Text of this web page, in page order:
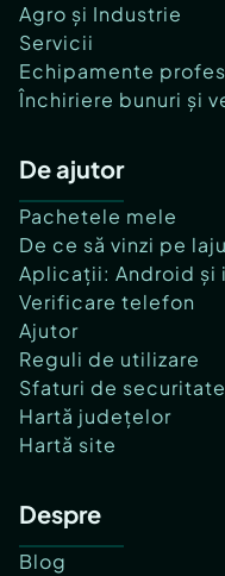
Agro și Industrie
Servicii
Echipamente
Închiriere bunuri și
De ajutor
Pachetele mele
De ce să vinzi pe
Aplicații: Android și
Verificare telefon
Ajutor
Reguli de utilizare
Sfaturi de securitate
Hartă județelor
Hartă site
Despre
Blog